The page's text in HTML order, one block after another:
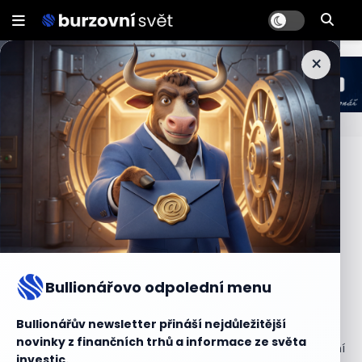
×
Bullionářovo odpolední menu
Bullionářův newsletter přináší nejdůležitější
novinky z finančních trhů a informace ze světa
Depreciace
Depreciace je samovolné znehodnocení domácí měny
vůči měnám ostatním. Tento proces nastává, když
hodnota domácí měny klesá ve srovnání s ostatními
měnami na trhu. Depreciace může být důsledkem
přirozených ekonomických faktorů, jako je nerovnováha
nabídky a poptávky po měně, nebo může být způsobena
Pokud se domácí měna znehodnocuje zásahem centrální